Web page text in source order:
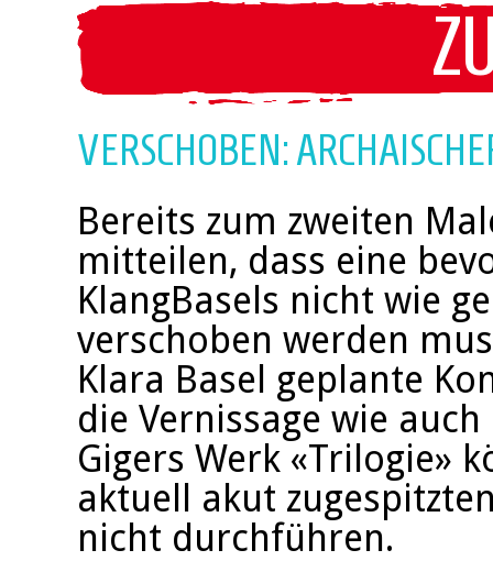
VERSCHOBEN:
Bereits zum zweiten
mitteilen, dass eine
KlangBasels nicht wie
verschoben werden
Klara Basel geplante
die Vernissage wie
Gigers Werk «Trilogie»
aktuell akut
nicht durchführen.